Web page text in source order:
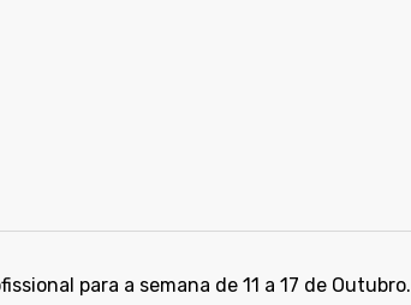
para a semana de 11 a 17 de Outubro.